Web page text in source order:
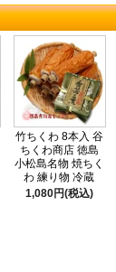
竹ちくわ 8本入 谷
ちくわ商店 徳島
小松島名物 焼ちく
わ 練り物 冷蔵
1,080円(税込)